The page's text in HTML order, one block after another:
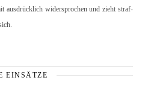
ausdrücklich widersprochen und zieht straf-
EINSÄTZE